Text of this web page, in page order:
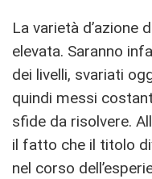
La varietà d’azione
elevata. Saranno
dei livelli, svariati
quindi messi
sfide da risolvere.
il fatto che il titolo
nel corso